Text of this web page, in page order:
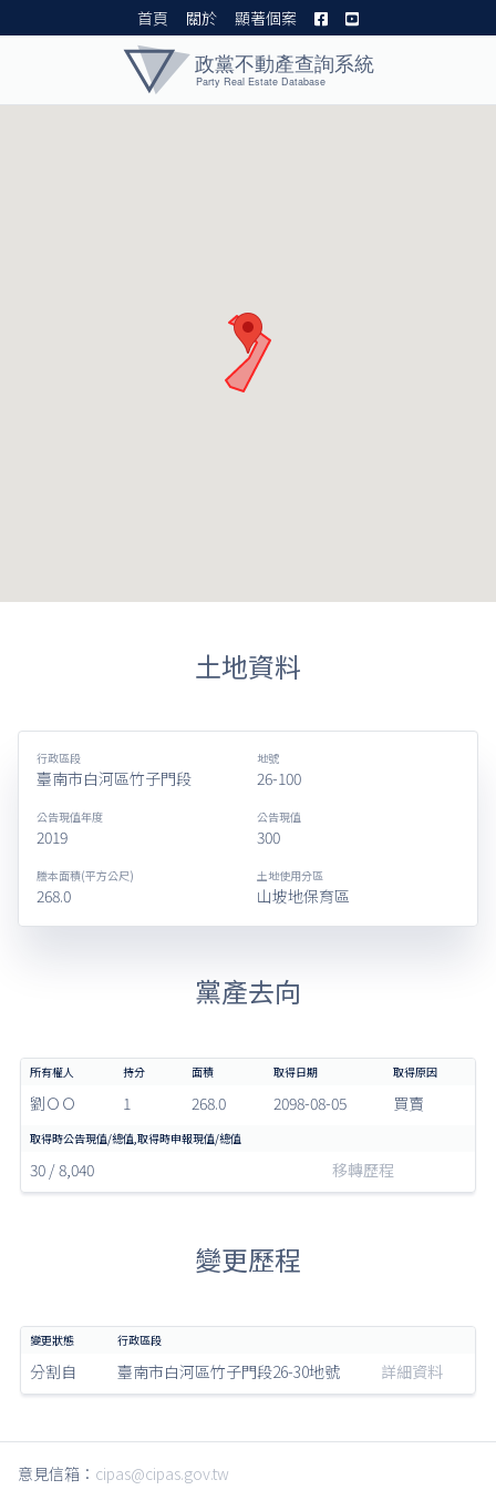
首頁 關於 顯著個案
土地資料
行政區段
臺南市白河區竹子門段
地號
26-100
公告現值年度
2019
公告現值
300
謄本面積(平方公尺)
268.0
土地使用分區
山坡地保育區
黨產去向
劉ＯＯ 1 268.0 2098-08-05 買賣
30 / 8,040 移轉歷程
變更歷程
分割自 臺南市白河區竹子門段26-30地號 詳細資料
意見信箱： cipas@cipas.gov.tw